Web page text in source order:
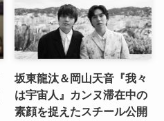
坂東龍汰＆岡山天音『我々
は宇宙人』カンヌ滞在中の
素顔を捉えたスチール公開